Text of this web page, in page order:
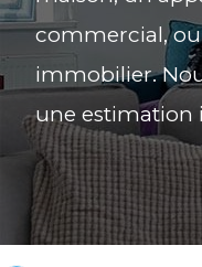
commercial,
immobilier.
une estimation